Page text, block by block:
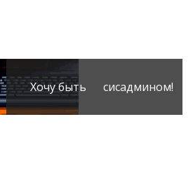
Хочу быть сисадмином!